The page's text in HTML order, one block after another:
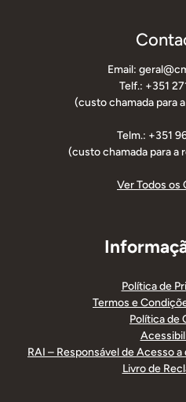
Email:
Telf.: +351
(custo chamada para
Telm.: +351
(custo chamada para a
Ver Todos os
Política de
Termos e
Política de
RAI – Responsável de Acesso
Livro de